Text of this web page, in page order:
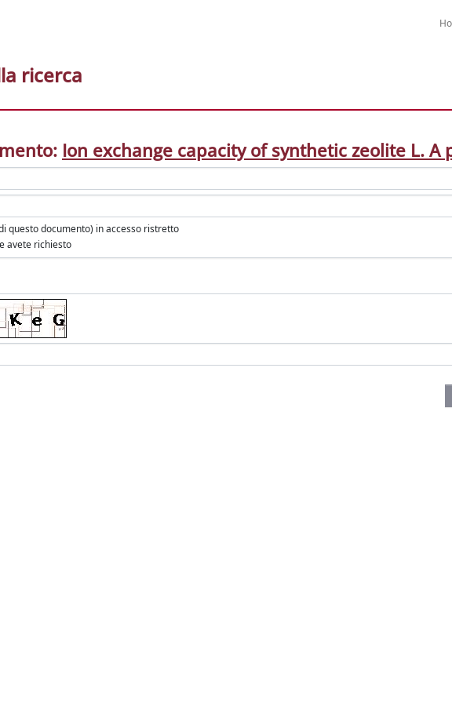
ricerca
Ion exchange capacity of synthetic zeolite L.
questo documento) in accesso ristretto
avete richiesto